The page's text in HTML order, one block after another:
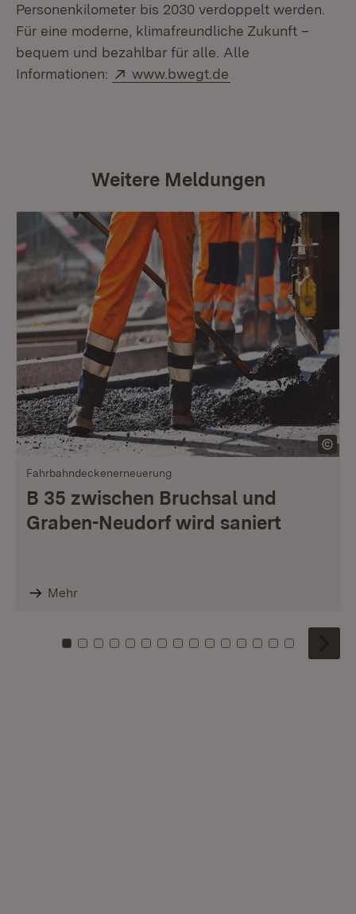
Personenkilometer bis 2030 verdoppelt werden.
Für eine moderne, klimafreundliche Zukunft –
bequem und bezahlbar für alle. Alle
Informationen:
Extern:
www.bwegt.de
Weitere Meldungen
Fahrbahndeckenerneuerung
B 35 zwischen Bruchsal und
Graben-Neudorf wird saniert
Mehr
Zu Kachel: 0
Zu Kachel: 1
Zu Kachel: 2
Zu Kachel: 3
Zu Kachel: 4
Zu Kachel: 5
Zu Kachel: 6
Zu Kachel: 7
Zu Kachel: 8
Zu Kachel: 9
Zu Kachel: 10
Zu Kachel: 11
Zu Kachel: 12
Zu Kachel:
Zu